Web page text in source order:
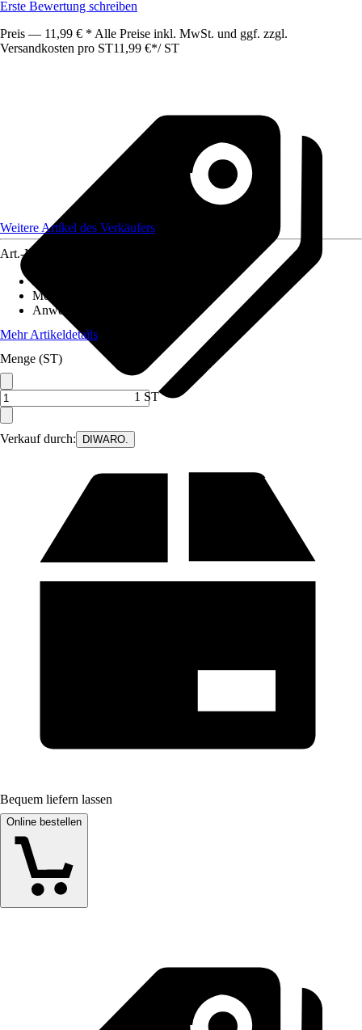
Erste Bewertung schreiben
Preis — 11,99 € * Alle Preise inkl. MwSt. und ggf. zzgl.
Versandkosten pro ST11,99 €*/ ST
Verkauf durch: DIWARO.
Weitere Artikel des Verkäufers
Art.-Nr.
Montageart
Anwendungsbereich
Mehr Artikeldetails
Menge (ST)
1 ST
Bequem liefern lassen
Online bestellen